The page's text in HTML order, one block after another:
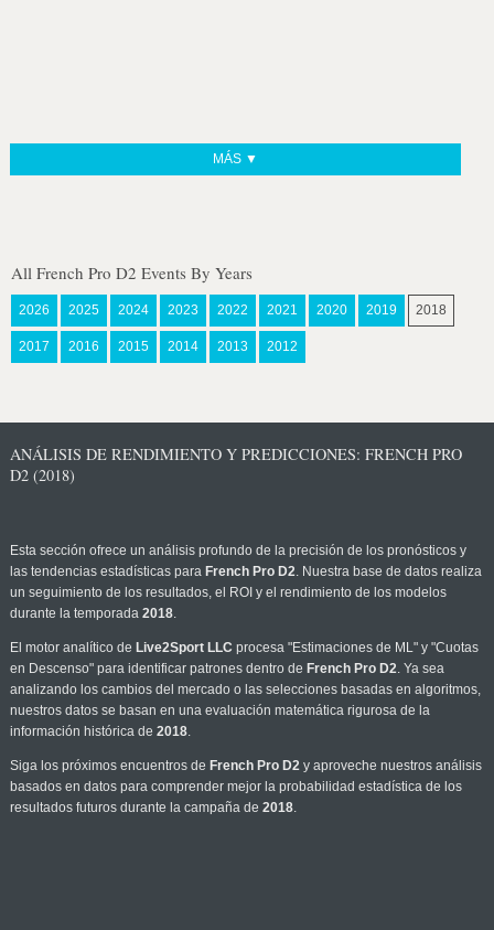
MÁS ▼
All French Pro D2 Events By Years
2026 2025 2024 2023 2022 2021 2020 2019 2018
2017 2016 2015 2014 2013 2012
ANÁLISIS DE RENDIMIENTO Y PREDICCIONES: FRENCH PRO
D2 (2018)
Esta sección ofrece un análisis profundo de la precisión de los pronósticos y
las tendencias estadísticas para French Pro D2. Nuestra base de datos realiza
un seguimiento de los resultados, el ROI y el rendimiento de los modelos
durante la temporada 2018.
El motor analítico de Live2Sport LLC procesa "Estimaciones de ML" y "Cuotas
en Descenso" para identificar patrones dentro de French Pro D2. Ya sea
analizando los cambios del mercado o las selecciones basadas en algoritmos,
nuestros datos se basan en una evaluación matemática rigurosa de la
información histórica de 2018.
Siga los próximos encuentros de French Pro D2y aproveche nuestros análisis
basados en datos para comprender mejor la probabilidad estadística de los
resultados futuros durante la campaña de 2018.